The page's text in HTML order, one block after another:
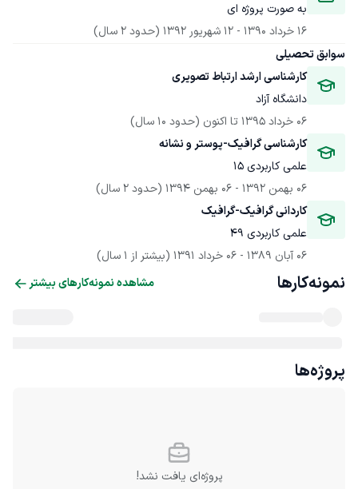
به صورت پروژه ای
16 خرداد 1390
- 12 شهریور 1392
(حدود 2 سال)
سوابق تحصیلی
کارشناسی ارشد ارتباط تصویری
دانشگاه آزاد
06 خرداد 1395
تا اکنون (حدود 10 سال)
کارشناسی گرافیک-پوستر و نشانه
علمی کاربردی 15
06 بهمن 1392
- 06 بهمن 1394
(حدود 2 سال)
کاردانی گرافیک-گرافیک
علمی کاربردی 49
06 آبان 1389
- 06 خرداد 1391 (بیشتر از 1 سال)
نمونه‌کارها مشاهده نمونه‌کارهای بیشتر
پروژه‌ها
پروژه‌ای یافت نشد!